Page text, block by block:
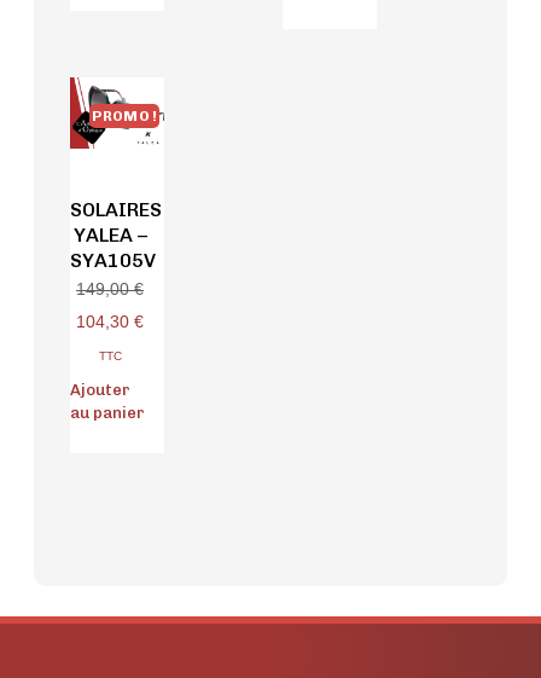
PROMO !
SOLAIRES
YALEA –
SYA105V
149,00€
104,30 €
TTC
Ajouter
au panier